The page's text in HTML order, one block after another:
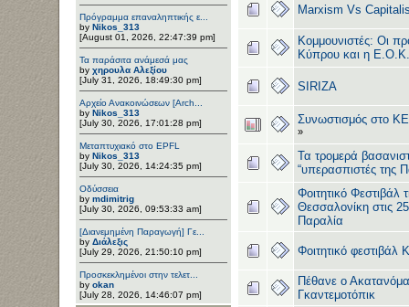
Πρόγραμμα επαναληπτικής ε...
by Nikos_313
[August 01, 2026, 22:47:39 pm]
Τα παράσιτα ανάμεσά μας
by χηρουλα Αλεξίου
[July 31, 2026, 18:49:30 pm]
Αρχείο Ανακοινώσεων [Arch...
by Nikos_313
[July 30, 2026, 17:01:28 pm]
Μεταπτυχιακό στο EPFL
by Nikos_313
[July 30, 2026, 14:24:35 pm]
Οδύσσεια
by mdimitrig
[July 30, 2026, 09:53:33 am]
[Διανεμημένη Παραγωγή] Γε...
by Διάλεξις
[July 29, 2026, 21:50:10 pm]
Προσκεκλημένοι στην τελετ...
by okan
[July 28, 2026, 14:46:07 pm]
Marxism Vs
Kομμουνιστές: Oι
Kύπρου και η
SIRIZA
Συνωστισμός στο
»
Τα τρομερά
“υπερασπιστές της
Φοιτητικό Φεστιβάλ
Θεσσαλονίκη στις
Παραλία
Φοιτητικό φεστιβάλ
Πέθανε ο
Γκαντεμοτόπικ